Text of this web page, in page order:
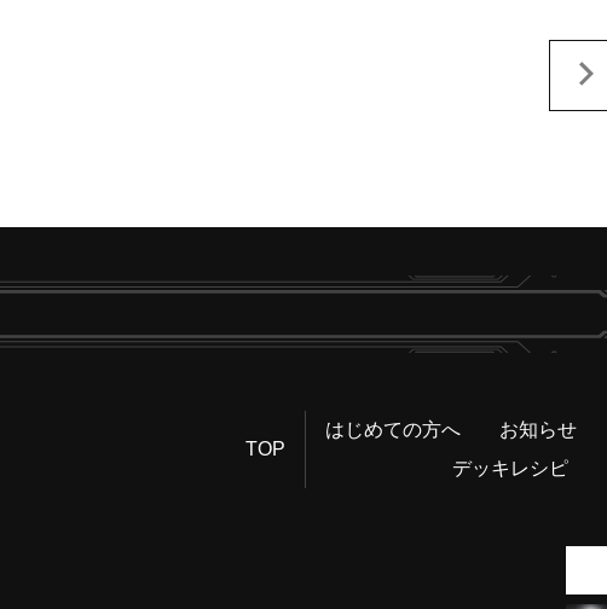
TOP
はじめての方へ お知らせ
デッキレシピ